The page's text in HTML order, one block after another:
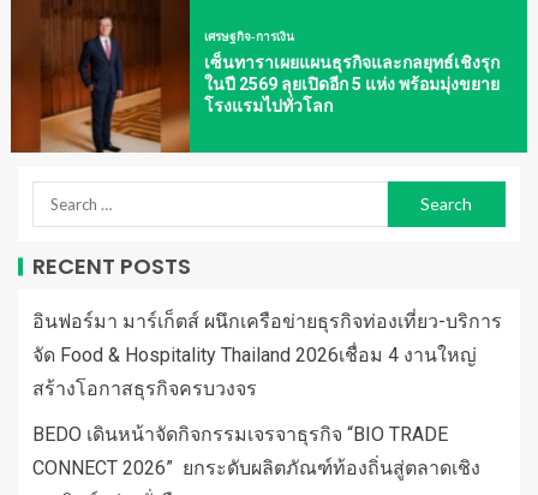
เศรษฐกิจ-การเงิน
เซ็นทาราเผยแผนธุรกิจและกลยุทธ์เชิงรุก
ในปี 2569 ลุยเปิดอีก 5 แห่ง พร้อมมุ่งขยาย
โรงแรมไปทั่วโลก
RECENT POSTS
อินฟอร์มา มาร์เก็ตส์ ผนึกเครือข่ายธุรกิจท่องเที่ยว-บริการ
จัด Food & Hospitality Thailand 2026เชื่อม 4 งานใหญ่
สร้างโอกาสธุรกิจครบวงจร
BEDO เดินหน้าจัดกิจกรรมเจรจาธุรกิจ “BIO TRADE
CONNECT 2026” ยกระดับผลิตภัณฑ์ท้องถิ่นสู่ตลาดเชิง